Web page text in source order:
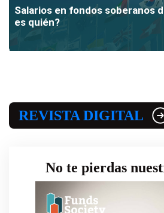
Salarios en fondos soberanos
es quién?
REVISTA DIGITAL
No te pierdas